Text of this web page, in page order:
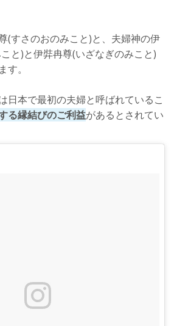
(すさのおのみこと)と、夫婦神の伊
と)と伊弉冉尊(いざなぎのみこと)
。
日本で最初の夫婦と呼ばれているこ
る縁結びのご利益があるとされてい